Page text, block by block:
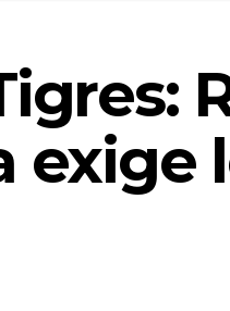
exige